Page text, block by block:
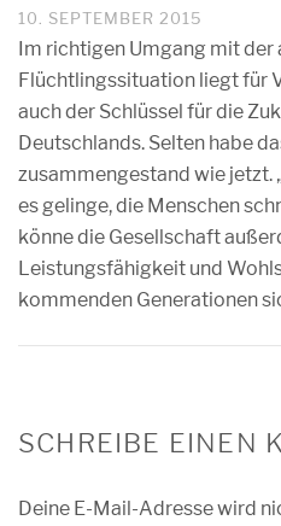
10. SEPTEMBER 2015
Im richtigen Umgang mit der
Flüchtlingssituation liegt für
auch der Schlüssel für die
Deutschlands. Selten habe
zusammengestand wie jetzt.
es gelinge, die Menschen
könne die Gesellschaft
Leistungsfähigkeit und
kommenden Generationen
SCHREIBE EINEN
Deine E-Mail-Adresse wird